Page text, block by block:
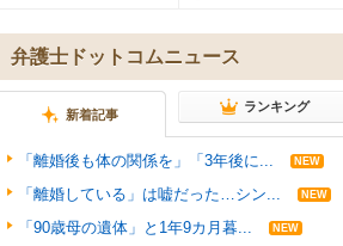
弁護士ドットコムニュース
新着記事
ランキング
「離婚後も体の関係を」「3年後に... NEW
「離婚している」は嘘だった…シン... NEW
「90歳母の遺体」と1年9カ月暮... NEW